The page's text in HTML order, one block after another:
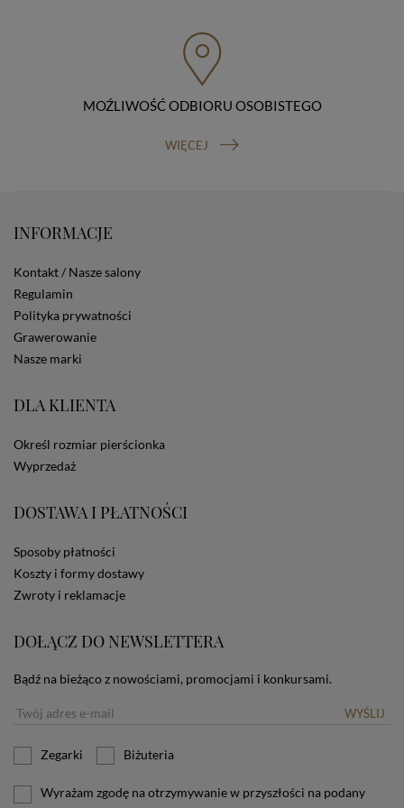
Osobowych, ul. Stawki 2, 00-193 Warszawa) oraz
prawo do cofnięcia zgody na przetwarzanie danych
osobowych (masz prawo cofnięcia zgody na
przetwarzanie danych w dowolnym momencie;
cofnięcie zgody nie ma wpływu na zgodność z prawem
zgody przed jej cofnięciem). W celu wykonania swoich
zawartości naszej strony
Na stronie Sklepu są wykorzystywane pliki cookies.
Stosowane są one w celach zapewnienia maksymalnej
wygody wszystkich użytkowników (w tym Kupujących)
przy korzystaniu ze Sklepu (zapamiętywanie
preferencji i ustawień na stronie, zbieranie
anonimowych danych dla celów reklamowych i
ze Sklepu bez zmiany ustawień w przeglądarce
zamieszczane w urządzeniu końcowym każdego
użytkownika. Jeżeli użytkownik nie wyraża zgody na
informacji o plikach cookies.
MOŹLIWOŚĆ ODBIORU OSOBISTEGO
WIĘCEJ
INFORMACJE
Kontakt / Nasze salony
Regulamin
Polityka prywatności
Grawerowanie
Nasze marki
DLA KLIENTA
Określ rozmiar pierścionka
Wyprzedaż
DOSTAWA I PŁATNOŚCI
Sposoby płatności
Koszty i formy dostawy
Zwroty i reklamacje
DOŁĄCZ DO NEWSLETTERA
Bądź na bieżąco z nowościami, promocjami i konkursami.
WYŚLIJ
Zegarki Biżuteria
Wyrażam zgodę na otrzymywanie w przyszłości na podany